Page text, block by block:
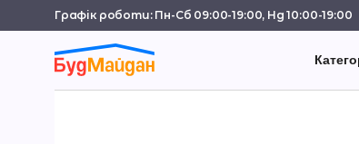
Графік роботи: Пн-Сб 09:00-19:00, Нд 10:00-19:00